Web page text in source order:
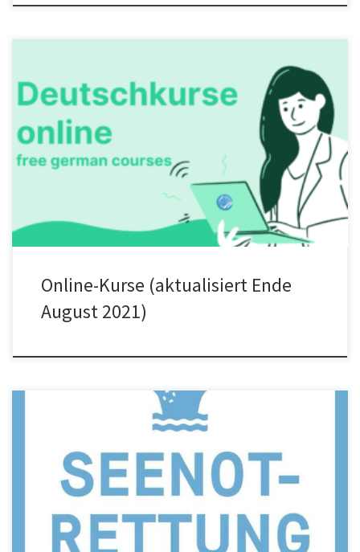
Wir bieten unsere Kurse momentan online an!You can join our
courses online! (english below) Für Anfänger*innen (A1-
A2)Donnerstag 19:00-20:30 Die Kurse […]
Online-Kurse (aktualisiert Ende
August 2021)
Aus gegebenem Anlass: Seenotrettung ist kein Verbrechen! Wir
zeigen uns solidarisch mit den Seenotretter*innen und den